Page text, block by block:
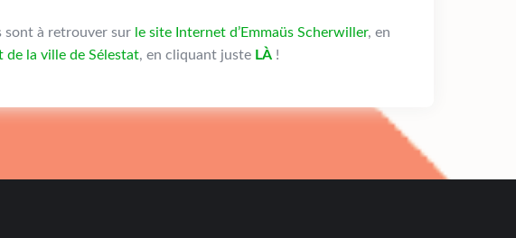
sont à retrouver sur le site Internet d’Emmaüs Scherwiller, en
de la ville de Sélestat, en cliquant juste LÀ !